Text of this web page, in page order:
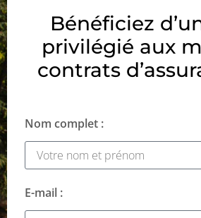
Bénéficiez
privilégié aux
contrats
Nom complet :
E-mail :